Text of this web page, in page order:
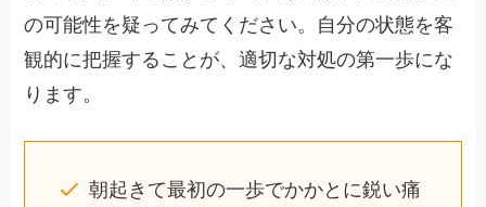
の可能性を疑ってみてください。自分の状態を客
観的に把握することが、適切な対処の第一歩にな
ります。
朝起きて最初の一歩でかかとに鋭い痛